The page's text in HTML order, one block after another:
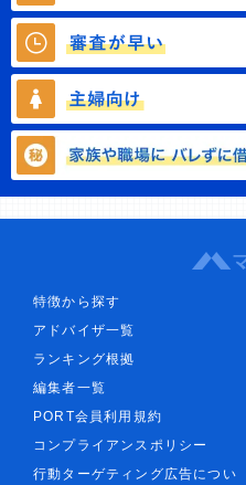
特徴から探す
アドバイザ一覧
ランキング根拠
編集者一覧
PORT会員利用規約
コンプライアンスポリシー
行動ターゲティング広告につい